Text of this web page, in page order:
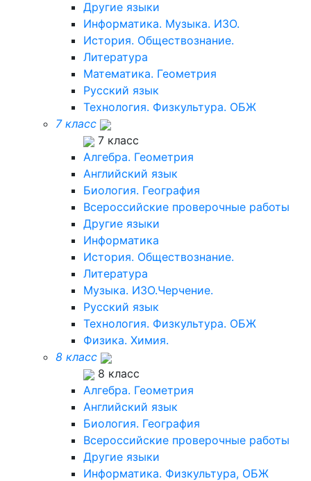
Другие языки
Информатика. Музыка. ИЗО.
История. Обществознание.
Литература
Математика. Геометрия
Русский язык
Технология. Физкультура. ОБЖ
7 класс
7 класс
Алгебра. Геометрия
Английский язык
Биология. География
Всероссийские проверочные работы
Другие языки
Информатика
История. Обществознание.
Литература
Музыка. ИЗО.Черчение.
Русский язык
Технология. Физкультура. ОБЖ
Физика. Химия.
8 класс
8 класс
Алгебра. Геометрия
Английский язык
Биология. География
Всероссийские проверочные работы
Другие языки
Информатика. Физкультура, ОБЖ